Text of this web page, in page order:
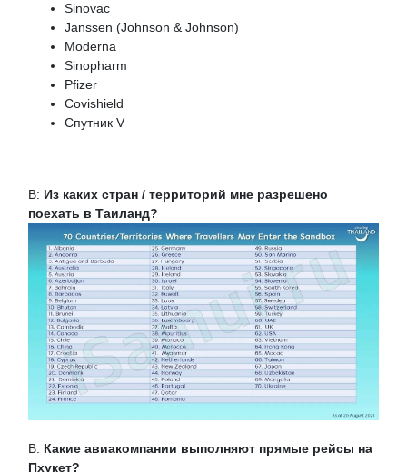
Sinovac
Janssen (Johnson & Johnson)
Moderna
Sinopharm
Pfizer
Covishield
Спутник V
В: Из каких стран / территорий мне разрешено
поехать в Таиланд?
В: Какие авиакомпании выполняют прямые рейсы на
Пхукет?